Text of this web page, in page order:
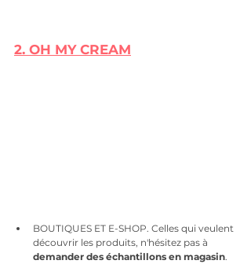
2. OH MY CREAM
BOUTIQUES ET E-SHOP. Celles qui veulent
découvrir les produits, n'hésitez pas à
demander des échantillons en magasin.